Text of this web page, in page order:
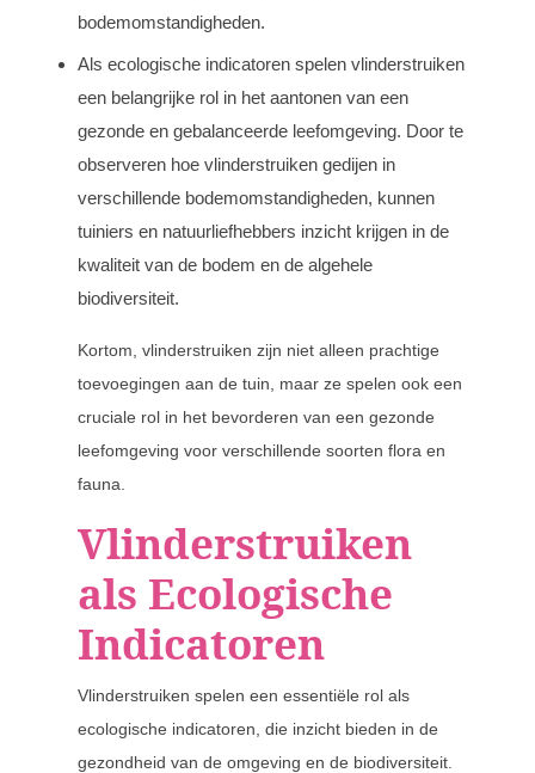
bodemomstandigheden.
Als ecologische indicatoren spelen vlinderstruiken
een belangrijke rol in het aantonen van een
gezonde en gebalanceerde leefomgeving. Door te
observeren hoe vlinderstruiken gedijen in
verschillende bodemomstandigheden, kunnen
tuiniers en natuurliefhebbers inzicht krijgen in de
kwaliteit van de bodem en de algehele
biodiversiteit.
Kortom, vlinderstruiken zijn niet alleen prachtige
toevoegingen aan de tuin, maar ze spelen ook een
cruciale rol in het bevorderen van een gezonde
leefomgeving voor verschillende soorten flora en
fauna.
Vlinderstruiken
als Ecologische
Indicatoren
Vlinderstruiken spelen een essentiële rol als
ecologische indicatoren, die inzicht bieden in de
gezondheid van de omgeving en de biodiversiteit.